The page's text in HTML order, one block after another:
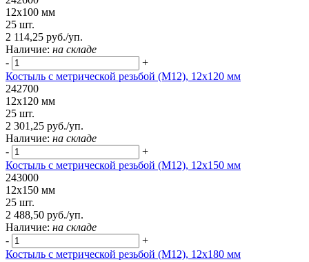
12х100 мм
25 шт.
2 114,25 руб./уп.
Наличие: на складе
-
+
Костыль с метрической резьбой (М12), 12х120 мм
242700
12х120 мм
25 шт.
2 301,25 руб./уп.
Наличие: на складе
-
+
Костыль с метрической резьбой (М12), 12х150 мм
243000
12х150 мм
25 шт.
2 488,50 руб./уп.
Наличие: на складе
-
+
Костыль с метрической резьбой (М12), 12х180 мм